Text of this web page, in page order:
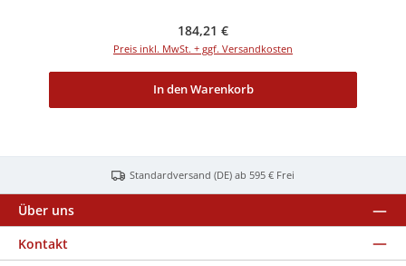
Regulärer Preis:
184,21 €
Preis inkl. MwSt. + ggf. Versandkosten
In den Warenkorb
Standardversand (DE) ab 595 € Frei
Über uns
Kontakt